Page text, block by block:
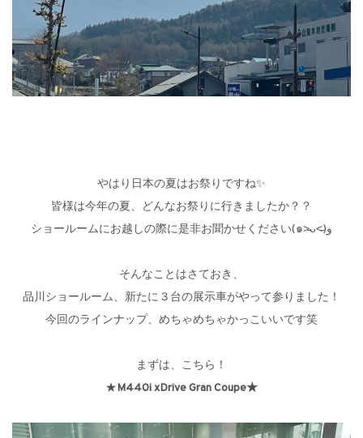
やはり日本の夏はお祭りですね✨
皆様は今年の夏、どんなお祭りに行きましたか？？
ショールームにお越しの際に是非お聞かせください(๑˃̵ᴗ˂̵)و
そんなことはさておき、
品川ショールーム、新たに３台の展示車がやって参りました！
今回のラインナップ、めちゃめちゃかっこいいです笑
まずは、こちら！
★M440i xDrive Gran Coupe★